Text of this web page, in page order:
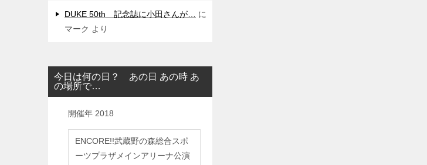
DUKE 50th 記念誌に小田さんが…
に
マーク より
今日は何の日？ あの日 あの時 あ
の場所で…
開催年 2018
ENCORE!!武蔵野の森総合スポ
ーツプラザメインアリーナ公演